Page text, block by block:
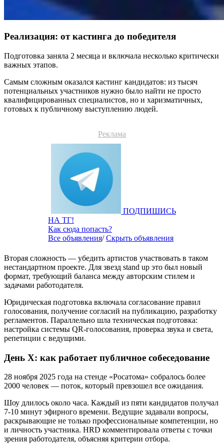
Реализация: от кастинга до победителя
Подготовка заняла 2 месяца и включала несколько критически
важных этапов.
Самым сложным оказался кастинг кандидатов: из тысяч
потенциальных участников нужно было найти не просто
квалифицированных специалистов, но и харизматичных,
готовых к публичному выступлению людей.
Реклама
ПОДПИШИСЬ
НА ТГ!
Как сюда попасть?
Все объявления/Скрыть объявления
Вторая сложность — убедить артистов участвовать в таком
нестандартном проекте. Для звезд stand up это был новый
формат, требующий баланса между авторским стилем и
задачами работодателя.
Юридическая подготовка включала согласование правил
голосования, получение согласий на публикацию, разработку
регламентов. Параллельно шла техническая подготовка:
настройка системы QR-голосования, проверка звука и света,
репетиции с ведущими.
День X: как работает публичное собеседование
28 ноября 2025 года на стенде «Росатома» собралось более
2000 человек — поток, который превзошел все ожидания.
Шоу длилось около часа. Каждый из пяти кандидатов получал
7-10 минут эфирного времени. Ведущие задавали вопросы,
раскрывающие не только профессиональные компетенции, но
и личность участника. HRD комментировала ответы с точки
зрения работодателя, объясняя критерии отбора.